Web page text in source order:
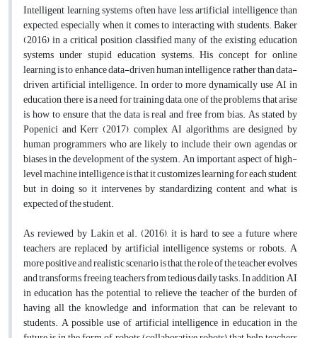
Intelligent learning systems often have less artificial intelligence than
expected, especially when it comes to interacting with students. Baker
(2016) in a critical position classified many of the existing education
systems under stupid education systems. His concept for online
learning is to enhance data-driven human intelligence rather than data-
driven artificial intelligence. In order to more dynamically use AI in
education, there is a need for training data, one of the problems that arise
is how to ensure that the data is real and free from bias. As stated by
Popenici and Kerr (2017), complex AI algorithms are designed by
human programmers who are likely to include their own agendas or
biases in the development of the system. An important aspect of high-
level machine intelligence is that it customizes learning for each student,
but in doing so it intervenes by standardizing content and what is
expected of the student.
As reviewed by Lakin et al. (2016), it is hard to see a future where
teachers are replaced by artificial intelligence systems or robots. A
more positive and realistic scenario is that the role of the teacher evolves
and transforms, freeing teachers from tedious daily tasks. In addition, AI
in education has the potential to relieve the teacher of the burden of
having all the knowledge and information that can be relevant to
students. A possible use of artificial intelligence in education in the